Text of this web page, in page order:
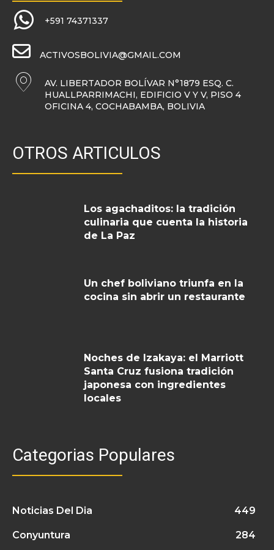
+591 74371337
ACTIVOSBOLIVIA@GMAIL.COM
AV. LIBERTADOR BOLÍVAR N°1879 ESQ. C.
HUALLPARRIMACHI, EDIFICIO V Y V, PISO 4
OFICINA 4, COCHABAMBA, BOLIVIA
OTROS ARTICULOS
Los agachaditos: la tradición
culinaria que cuenta la historia
de La Paz
Un chef boliviano triunfa en la
cocina sin abrir un restaurante
Noches de Izakaya: el Marriott
Santa Cruz fusiona tradición
japonesa con ingredientes
locales
Categorias Populares
Noticias Del Dia 449
Conyuntura 284